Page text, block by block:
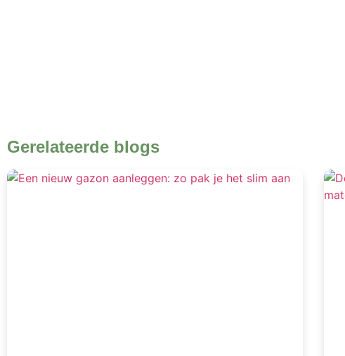
Gerelateerde blogs